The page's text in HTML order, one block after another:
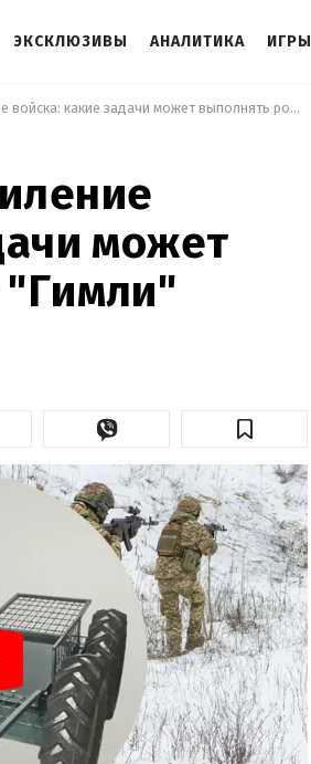
ЭКСКЛЮЗИВЫ АНАЛИТИКА ИГРЫ
Чрезвычайное усиление войска: какие задачи может выполнять робот "Гимли"
может
"Гимли"